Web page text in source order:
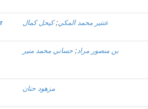
عنتير محمد المكي;كيحل كمال
بن منصور مراد; حساني محمد منير
مزهود حنان